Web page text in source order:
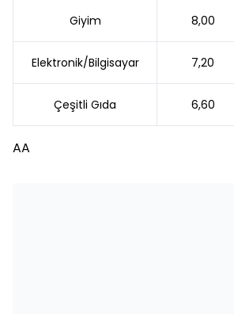
Giyim 8,00
Elektronik/Bilgisayar 7,20
Çeşitli Gıda 6,60
AA